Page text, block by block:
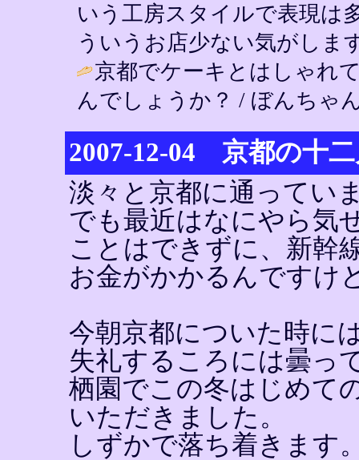
いう工房スタイルで表現は
ういうお店少ない気がしま
京都でケーキとはしゃれ
んでしょうか？ / ぼんちゃ
2007-12-04 京都の十
淡々と京都に通ってい
でも最近はなにやら気
ことはできずに、新幹
お金がかかるんですけ
今朝京都についた時に
失礼するころには曇っ
栖園でこの冬はじめて
いただきました。
しずかで落ち着きます